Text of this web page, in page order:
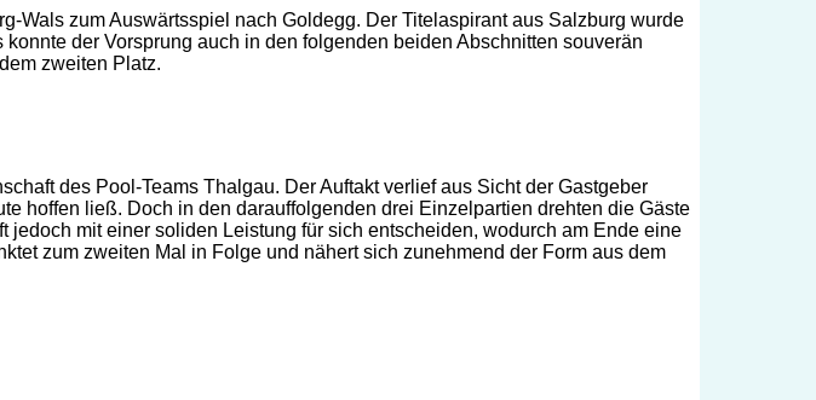
Wals zum Auswärtsspiel nach Goldegg. Der Titelaspirant aus Salzburg wurde
der Vorsprung auch in den folgenden beiden Abschnitten souverän
zweiten Platz.
des Pool-Teams Thalgau. Der Auftakt verlief aus Sicht der Gastgeber
hoffen ließ. Doch in den darauffolgenden drei Einzelpartien drehten die Gäste
mit einer soliden Leistung für sich entscheiden, wodurch am Ende eine
zum zweiten Mal in Folge und nähert sich zunehmend der Form aus dem